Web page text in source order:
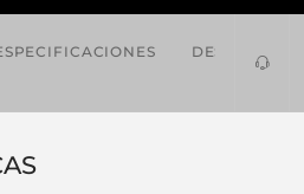
DESCARGAS